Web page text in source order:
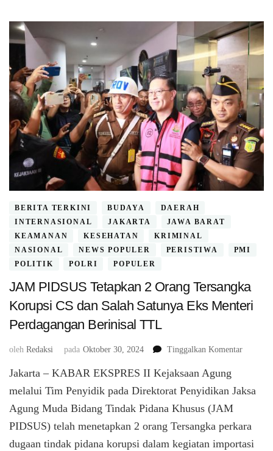
BERITA TERKINI BUDAYA
DAERAH
INTERNASIONAL
JAKARTA
JAWA BARAT
KEAMANAN
KESEHATAN
KRIMINAL
NASIONAL
NEWS POPULER PERISTIWA
PMI
POLITIK
POLRI POPULER
JAM PIDSUS Tetapkan 2 Orang Tersangka
Korupsi CS dan Salah Satunya Eks Menteri
Perdagangan Berinisal TTL
oleh Redaksi pada Oktober 30, 2024 Tinggalkan Komentarpada
Tetapkan
Korupsi
Jakarta – KABAR EKSPRES II Kejaksaan Agung
melalui Tim Penyidik pada Direktorat Penyidikan Jaksa
Agung Muda Bidang Tindak Pidana Khusus (JAM
PIDSUS) telah menetapkan 2 orang Tersangka perkara
dugaan tindak pidana korupsi dalam kegiatan importasi